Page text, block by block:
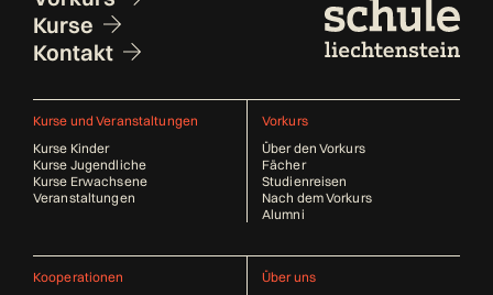
Kurse
Kontakt
Kurse und Veranstaltungen
Kurse Kinder
Kurse Jugendliche
Kurse Erwachsene
Veranstaltungen
Vorkurs
Über den Vorkurs
Fächer
Studienreisen
Nach dem Vorkurs
Alumni
Kooperationen
Über uns